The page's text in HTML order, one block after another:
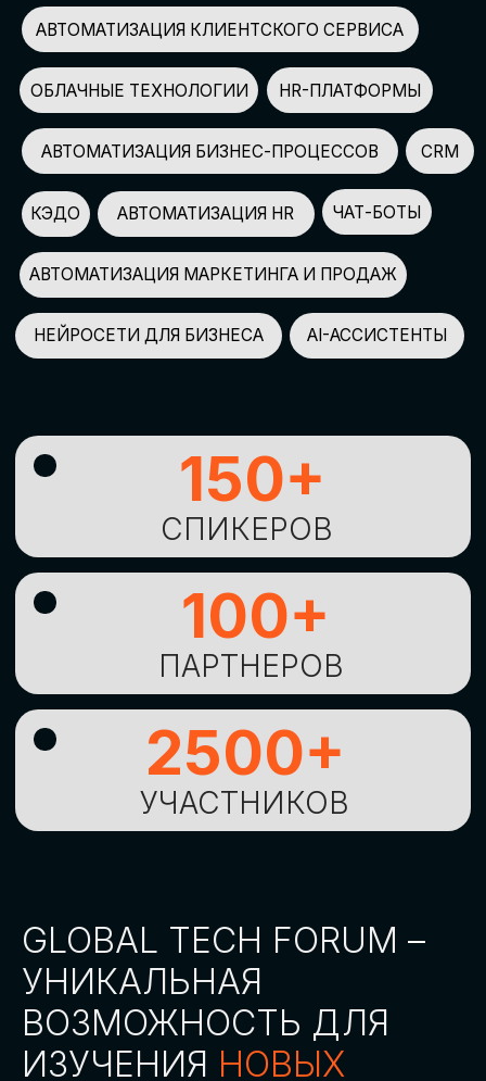
СПИКЕРОВ
150+
ПАРТНЕРОВ
100+
УЧАСТНИКОВ
2500+
GLOBAL TECH FORUM –
ИЗУЧЕНИЯНОВЫХ
ТЕХНОЛОГИЙИ
СТРАТЕГИЧЕСКИХ
ПОДХОДОВ К ЦИФРОВОЙ
ТРАНСФОРМАЦИИ
БИЗНЕСА
ОСТАВИТЬ
ЗАЯВКУ
СКАЧАТЬ ПРОГРАММУ
СТАТЬ СПИКЕРОМ
Оставьте заявку, наши менеджеры